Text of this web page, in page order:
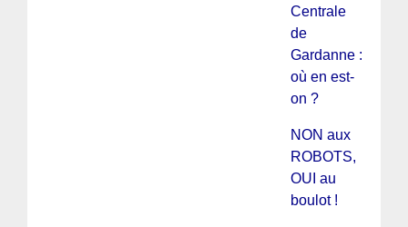
Centrale
de
Gardanne :
où en est-
on ?
NON aux
ROBOTS,
OUI au
boulot !